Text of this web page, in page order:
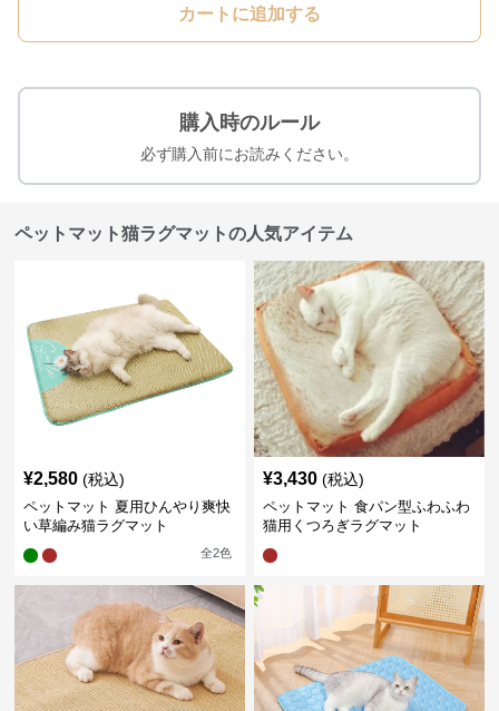
カートに追加する
購入時のルール
必ず購入前にお読みください。
ペットマット猫ラグマットの人気アイテム
¥2,580 (税込)
ペットマット 夏用ひんやり爽快
い草編み猫ラグマット
全2色
¥3,430 (税込)
ペットマット 食パン型ふわふわ
猫用くつろぎラグマット